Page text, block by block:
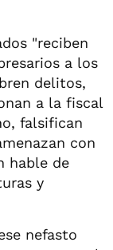
"reciben
a los
delitos,
a la fiscal
falsifican
con
hable de
y
nefasto